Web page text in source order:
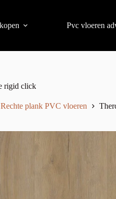
Pvc vloeren
rigid click
Rechte plank PVC vloeren